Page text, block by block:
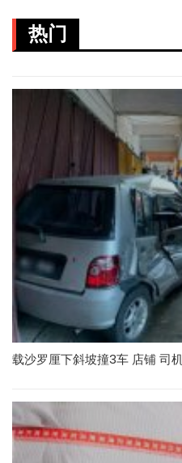
热门
载沙罗厘下斜坡撞3车 店铺 司